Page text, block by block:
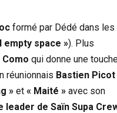
formé par Dédé dans les
empty space »). Plus
qui donne une
réunionnais Bastien Picot
»et « Maité » avec son
leader de Saïn Supa